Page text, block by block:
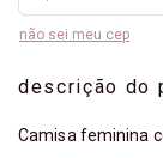
não sei meu cep
descrição do
Camisa feminina